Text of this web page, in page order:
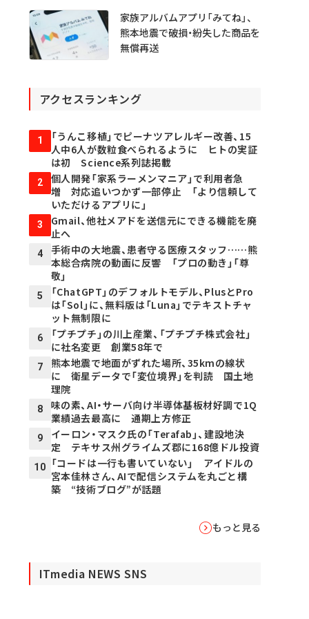
家族アルバムアプリ「みてね」、
熊本地震で破損・紛失した商品を
無償再送
アクセスランキング
1
「うんこ移植」でピーナツアレルギー改善、15
人中6人が数粒食べられるように ヒトの実証
は初 Science系列誌掲載
2
個人開発「家系ラーメンマニア」で利用者急
増 対応追いつかず一部停止 「より信頼して
いただけるアプリに」
3
Gmail、他社メアドを送信元にできる機能を廃
止へ
4
手術中の大地震、患者守る医療スタッフ……熊
本総合病院の動画に反響 「プロの動き」「尊
敬」
5
「ChatGPT」のデフォルトモデル、PlusとPro
は「Sol」に、無料版は「Luna」でテキストチャ
ット無制限に
6
「プチプチ」の川上産業、「プチプチ株式会社」
に社名変更 創業58年で
7
熊本地震で地面がずれた場所、35kmの線状
に 衛星データで「変位境界」を判読 国土地
理院
8
味の素、AI・サーバ向け半導体基板材好調で1Q
業績過去最高に 通期上方修正
9
イーロン・マスク氏の「Terafab」、建設地決
定 テキサス州グライムズ郡に168億ドル投資
10
「コードは一行も書いていない」 アイドルの
宮本佳林さん、AIで配信システムを丸ごと構
築 “技術ブログ”が話題
もっと見る
ITmedia NEWS SNS